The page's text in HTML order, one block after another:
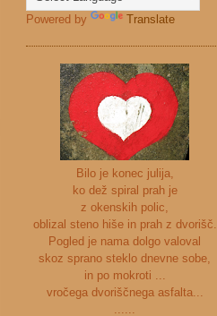
Powered by Translate
Bilo je konec julija,
ko dež spiral prah je
z okenskih polic,
oblizal steno hiše in prah z dvorišč.
Pogled je nama dolgo valoval
skoz sprano steklo dnevne sobe,
in po mokroti ...
vročega dvoriščnega asfalta...
......